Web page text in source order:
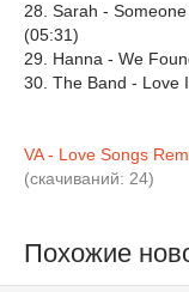
28. Sarah -
(05:31)
29. Hanna - We
30. The Band - Love
VA - Love Songs
(cкачиваний: 24)
Похожие